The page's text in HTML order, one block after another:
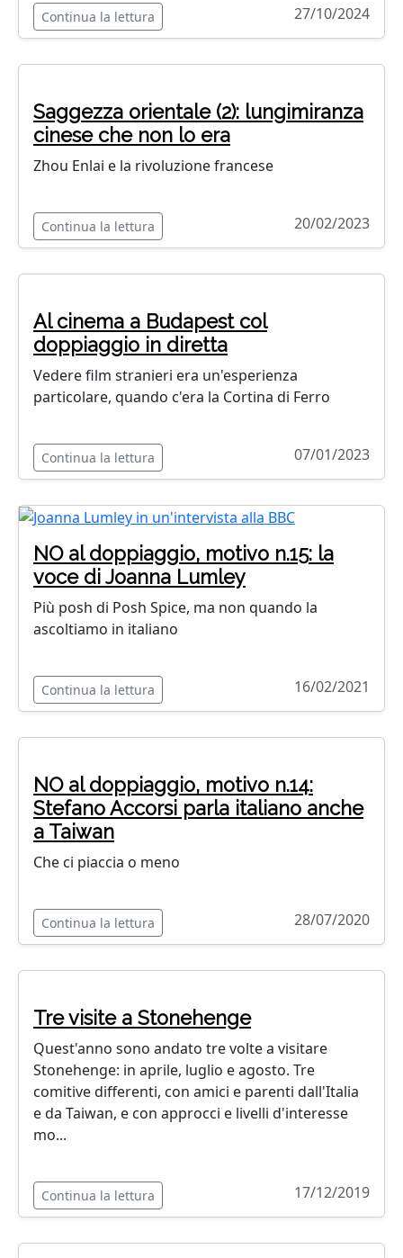
Continua la lettura 27/10/2024
Saggezza orientale (2): lungimiranza
cinese che non lo era
Zhou Enlai e la rivoluzione francese
Continua la lettura 20/02/2023
Al cinema a Budapest col
doppiaggio in diretta
Vedere film stranieri era un'esperienza
particolare, quando c'era la Cortina di Ferro
Continua la lettura 07/01/2023
NO al doppiaggio, motivo n.15: la
voce di Joanna Lumley
Più posh di Posh Spice, ma non quando la
ascoltiamo in italiano
Continua la lettura 16/02/2021
NO al doppiaggio, motivo n.14:
Stefano Accorsi parla italiano anche
a Taiwan
Che ci piaccia o meno
Continua la lettura 28/07/2020
Tre visite a Stonehenge
Quest'anno sono andato tre volte a visitare
Stonehenge: in aprile, luglio e agosto. Tre
comitive differenti, con amici e parenti dall'Italia
e da Taiwan, e con approcci e livelli d'interesse
mo...
Continua la lettura 17/12/2019